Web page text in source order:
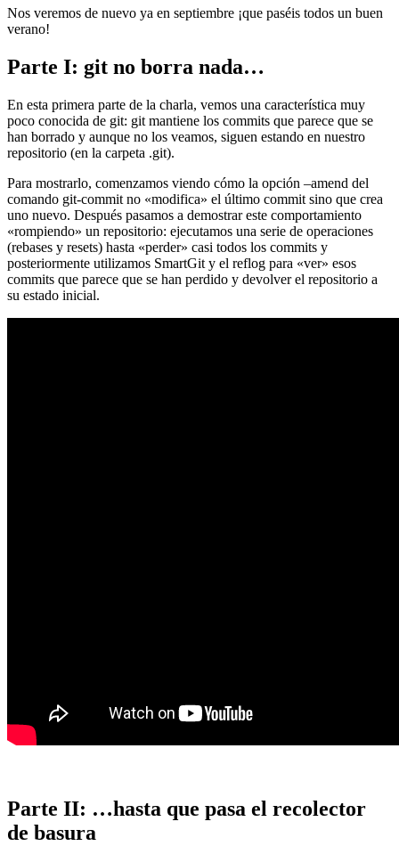
Nos veremos de nuevo ya en septiembre ¡que paséis todos un buen
verano!
Parte I: git no borra nada…
En esta primera parte de la charla, vemos una característica muy
poco conocida de git: git mantiene los commits que parece que se
han borrado y aunque no los veamos, siguen estando en nuestro
repositorio (en la carpeta .git).
Para mostrarlo, comenzamos viendo cómo la opción –amend del
comando git-commit no «modifica» el último commit sino que crea
uno nuevo. Después pasamos a demostrar este comportamiento
«rompiendo» un repositorio: ejecutamos una serie de operaciones
(rebases y resets) hasta «perder» casi todos los commits y
posteriormente utilizamos SmartGit y el reflog para «ver» esos
commits que parece que se han perdido y devolver el repositorio a
su estado inicial.
Parte II: …hasta que pasa el recolector
de basura